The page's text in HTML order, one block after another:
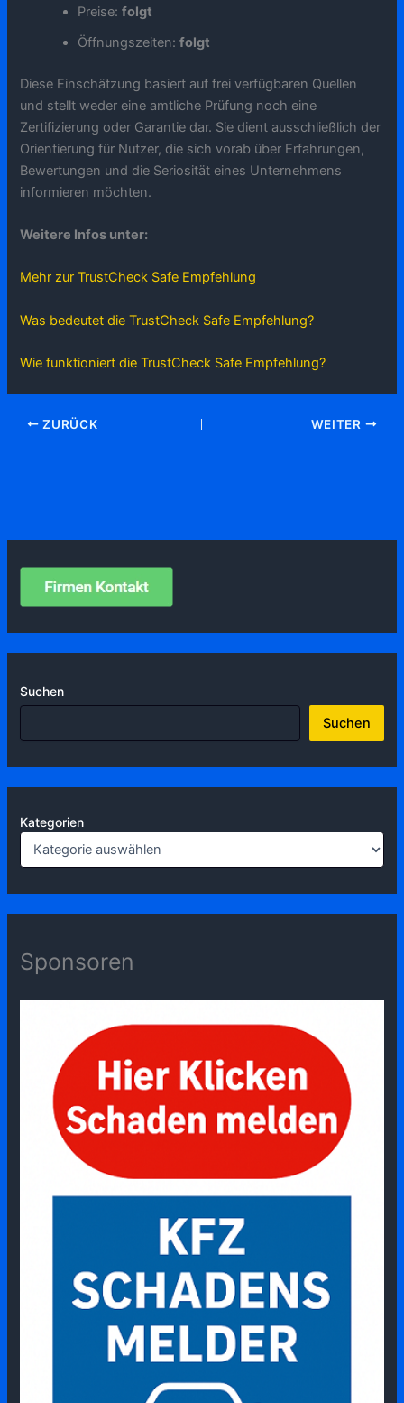
Suchen
Suchen
Kategorien
Sponsoren
Preise:folgt
Öffnungszeiten:folgt
Diese Einschätzung basiert auf frei verfügbaren Quellen
und stellt weder eine amtliche Prüfung noch eine
Zertifizierung oder Garantie dar. Sie dient ausschließlich der
Orientierung für Nutzer, die sich vorab über Erfahrungen,
Bewertungen und die Seriosität eines Unternehmens
informieren möchten.
Weitere Infos unter:
Mehr zur TrustCheck Safe Empfehlung
Was bedeutet die TrustCheck Safe Empfehlung?
Wie funktioniert die TrustCheck Safe Empfehlung?
ZURÜCK WEITER